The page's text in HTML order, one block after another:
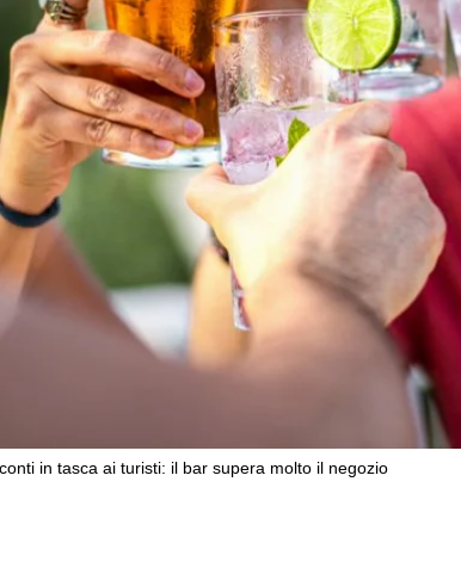
in tasca ai turisti: il bar supera molto il negozio
fa i conti in tasca ai